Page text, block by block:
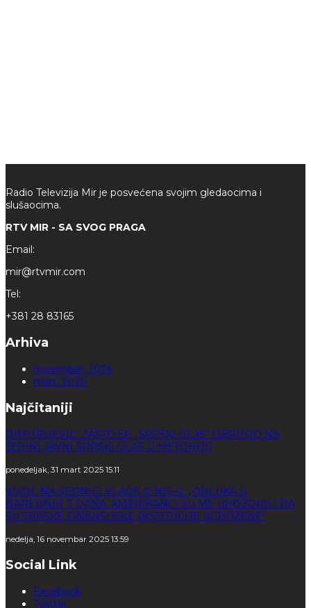
Radio Televizija Mir je posvećena svojim gledaocima i
slušaocima.
RTV MIR - SA SVOG PRAGA
Email:
mir@rtvmir.com
Tel:
+381 28 83165
Arhiva
novembar, 2024
mart, 2020
Najčitaniji
DIMITRIJEVIĆ: ZAŠTO SE „SRPSKI GLAS“ OBRUŠIO NA
JEDINI JAVNI SRPSKI GLAS U METOHIJI?
ponedeljak, 31 mart 2025 15:11
VUČIĆ NA SEDNICI VLADE O NIS-U: „ODLUKA U
NAREDNIH 7 DANA, AMERIKANCI SU ME UPOZORILI DA
SU SRPSKE FINANSIJSKE INSTITUCIJE UGROŽENE“
nedelja, 16 novembar 2025 13:59
Social Link
Facebook
Twitter